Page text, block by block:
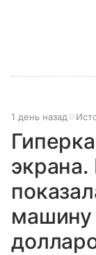
1 день назад
машину